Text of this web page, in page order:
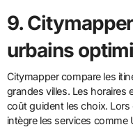
9.
urbains
Citymapper compare les
grandes villes. Les horaires
coût guident les choix. Lors
intègre les services comme